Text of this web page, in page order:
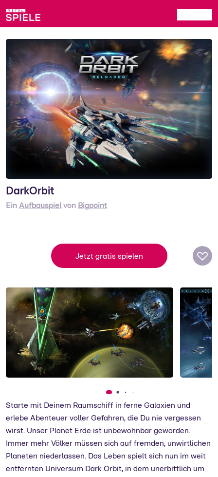
DarkOrbit
Ein Aufbauspielvon Bigpoint
Mit über 15 Jahren Erfahrung mit
Onlinespielen gehört Bigpoint zu den
erfolgreichsten Entwicklertudios in
zum Support
Jetzt gratis spielen
Starte mit Deinem Raumschiff in ferne Galaxien und
erlebe Abenteuer voller Gefahren, die Du nie vergessen
wirst. Unser Planet Erde ist unbewohnbar geworden.
Immer mehr Völker müssen sich auf fremden, unwirtlichen
Planeten niederlassen. Das Leben spielt sich nun im weit
entfernten Universum Dark Orbit, in dem unerbittlich um